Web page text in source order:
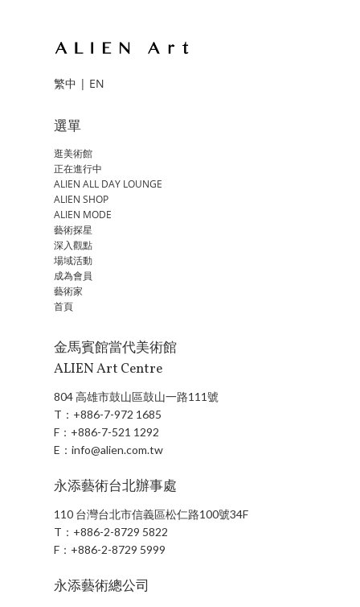
繁中 | EN
選單
逛美術館
正在進行中
ALIEN ALL DAY LOUNGE
ALIEN SHOP
ALIEN MODE
藝術探星
深入觀點
場域活動
成為會員
藝術家
首頁
金馬賓館當代美術館
ALIEN Art Centre
804 高雄市鼓山區鼓山一路111號
T： +886-7-972 1685
F： +886-7-521 1292
E：info@alien.com.tw
永添藝術台北辦事處
110 台灣台北市信義區松仁路100號34F
T： +886-2-8729 5822
F： +886-2-8729 5999
永添藝術總公司